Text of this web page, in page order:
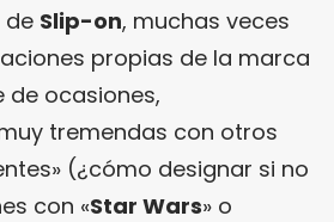
de Slip-on, muchas veces
propias de la marca
de ocasiones,
tremendas con otros
(¿cómo designar si no
con «Star Wars» o